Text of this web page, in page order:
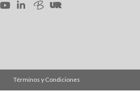
Términos y Condiciones